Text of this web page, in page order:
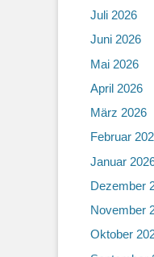
Juli 2026
Juni 2026
Mai 2026
April 2026
März 2026
Februar
Januar
Dezember
November
Oktober